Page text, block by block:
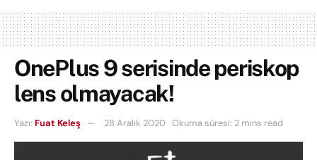
OnePlus 9 serisinde periskop
lens olmayacak!
Yazı: Fuat Keleş 28 Aralık 2020 Okuma süresi: 2 mins read